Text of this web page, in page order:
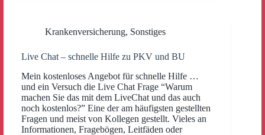
Krankenversicherung, Sonstiges
Live Chat – schnelle Hilfe zu PKV und BU
Mein kostenloses Angebot für schnelle Hilfe …
und ein Versuch die Live Chat Frage “Warum
machen Sie das mit dem LiveChat und das auch
noch kostenlos?” Eine der am häufigsten gestellten
Fragen und meist von Kollegen gestellt. Vieles an
Informationen, Fragebögen, Leitfäden oder